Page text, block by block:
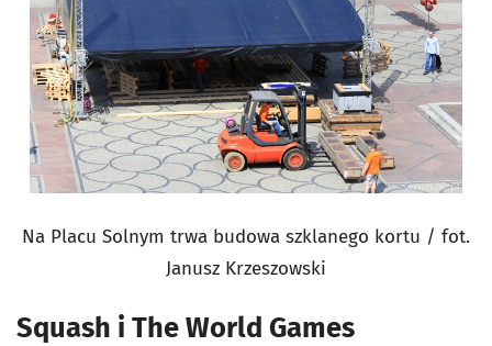
Na Placu Solnym trwa budowa szklanego kortu / fot.
Janusz Krzeszowski
Squash i The World Games